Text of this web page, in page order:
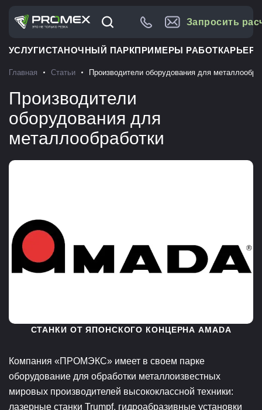
Запросить
УСЛУГИСТАНОЧНЫЙ ПАРКПРИМЕРЫ РАБОТКАРЬЕРА
Главная Статьи Производители оборудования для
Производители
оборудования для
металлообработки
СТАНКИ ОТ ЯПОНСКОГО КОНЦЕРНА AMADA
Компания «ПРОМЭКС» имеет в своем парке
оборудование для обработки металлоизвестных
мировых производителей высококлассной техники:
лазерные станки Trumpf, гидроабразивные установки